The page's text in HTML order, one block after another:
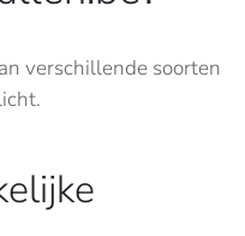
verschillende soorten